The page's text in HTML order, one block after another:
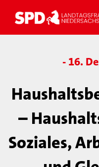
- 16.
–
Soziales,